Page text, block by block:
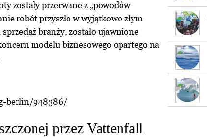
zostały przerwane z „powodów
robót przyszło w wyjątkowo złym
branży, zostało ujawnione
modelu biznesowego opartego na
berlin/948386/
przez Vattenfall